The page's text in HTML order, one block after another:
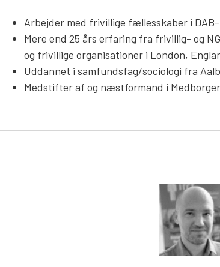
Arbejder med frivillige fællesskaber i
Mere end 25 års erfaring fra frivillig- og
og frivillige organisationer i London,
Uddannet i samfundsfag/sociologi fra
Medstifter af og næstformand i